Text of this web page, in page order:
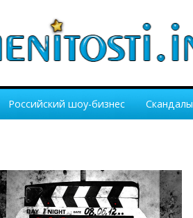
Российский шоу-бизнес Скандалы